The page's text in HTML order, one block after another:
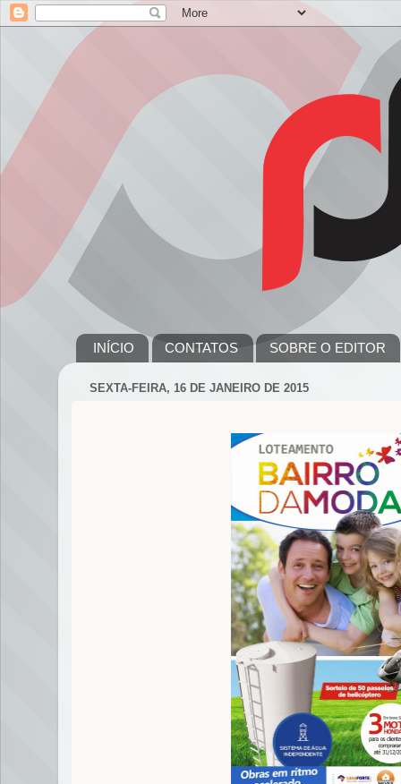
INÍCIO CONTATOS SOBRE O EDITOR
SEXTA-FEIRA, 16 DE JANEIRO DE 2015